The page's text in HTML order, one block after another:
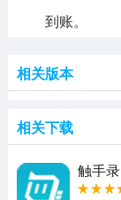
到账。
相关版本
相关下载
触手录